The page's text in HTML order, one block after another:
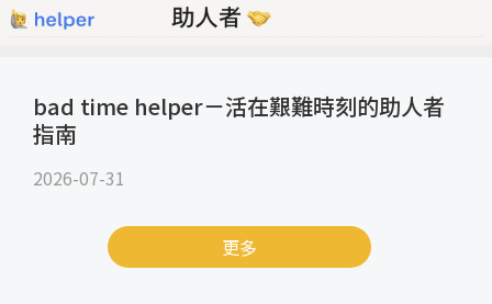
bad time helper－活在艱難時刻的助人者
指南
2026-07-31
更多